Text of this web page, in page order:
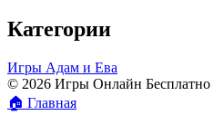
Категории
Игры Адам и Ева
© 2026 Игры Онлайн Бесплатно
🏠 Главная